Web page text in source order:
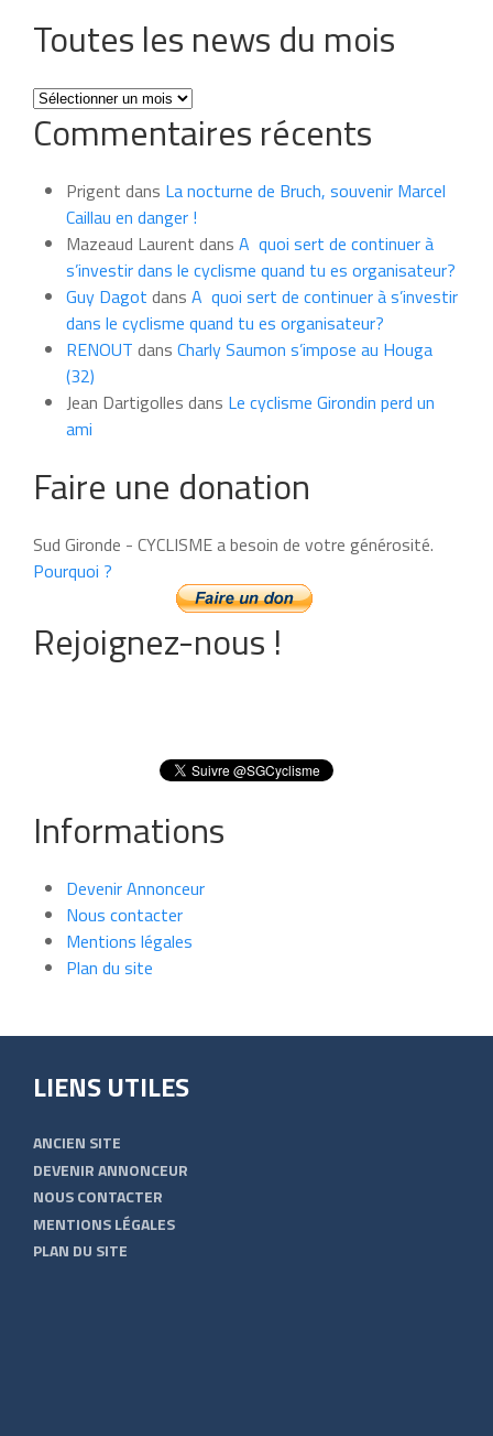
Toutes les news du mois
Toutes
les
news
mois
Commentaires récents
Prigent dans La nocturne de Bruch, souvenir Marcel
Caillau en danger !
Mazeaud Laurent dans A quoi sert de continuer à
s’investir dans le cyclisme quand tu es organisateur?
Guy Dagot dans A quoi sert de continuer à s’investir
dans le cyclisme quand tu es organisateur?
RENOUT dans Charly Saumon s’impose au Houga
(32)
Jean Dartigolles dans Le cyclisme Girondin perd un
ami
Faire une donation
Sud Gironde - CYCLISME a besoin de votre générosité.
Pourquoi ?
Rejoignez-nous !
Informations
Devenir Annonceur
Nous contacter
Mentions légales
Plan du site
LIENS UTILES
ANCIEN SITE
DEVENIR ANNONCEUR
NOUS CONTACTER
MENTIONS LÉGALES
PLAN DU SITE